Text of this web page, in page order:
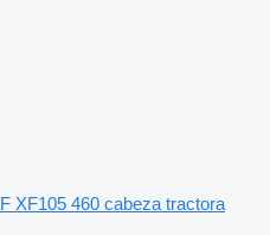
XF105 460 cabeza tractora